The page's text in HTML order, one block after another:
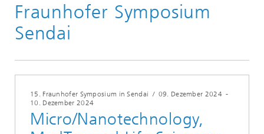
News und Events
Events
Fraunhofer Symposium
Sendai
15. Fraunhofer Symposium in Sendai / 09. Dezember 2024-
10. Dezember 2024
Micro/Nanotechnology,